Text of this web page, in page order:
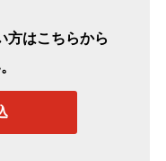
方はこちらから